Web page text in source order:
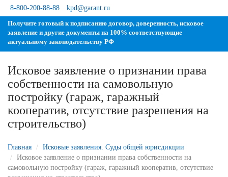
8-800-200-88-88
kpd@garant.ru
Получите готовый к подписанию договор, доверенность, исковое
заявление и другие документы на 100% соответствующие
актуальному законодательству РФ
Исковое заявление о признании права
собственности на самовольную
постройку (гараж, гаражный
кооператив, отсутствие разрешения на
строительство)
Главная
Исковые заявления. Суды общей юрисдикции
Исковое заявление о признании права собственности на
самовольную постройку (гараж, гаражный кооператив, отсутствие